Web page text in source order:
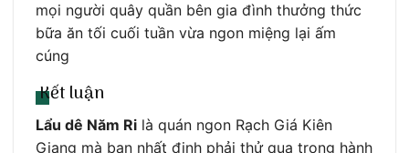
mọi người quây quần bên gia đình thưởng thức
bữa ăn tối cuối tuần vừa ngon miệng lại ấm
cúng
Kết luận
Lẩu dê Năm Ri là quán ngon Rạch Giá Kiên
Giang mà bạn nhất định phải thử qua trong hành